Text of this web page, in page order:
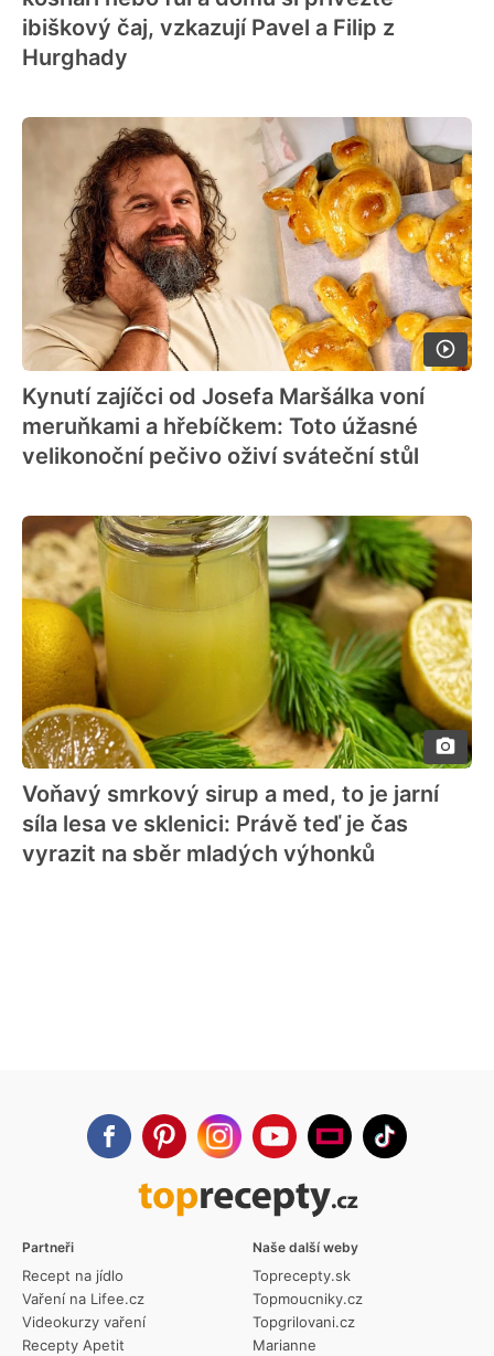
ibiškový čaj, vzkazují Pavel a Filip z
Hurghady
Kynutí zajíčci od Josefa Maršálka voní
meruňkami a hřebíčkem: Toto úžasné
velikonoční pečivo oživí sváteční stůl
Voňavý smrkový sirup a med, to je jarní
síla lesa ve sklenici: Právě teď je čas
vyrazit na sběr mladých výhonků
Partneři
Recept na jídlo
Vaření na Lifee.cz
Videokurzy vaření
Recepty Apetit
Naše další weby
Toprecepty.sk
Topmoucniky.cz
Topgrilovani.cz
Marianne